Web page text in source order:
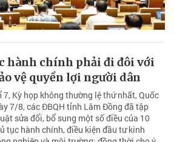
hành chính phải đi đôi với
vệ quyền lợi người dân
7, Kỳ họp không thường lệ thứ nhất, Quốc
7/8, các ĐBQH tỉnh Lâm Đồng đã tập
sửa đổi, bổ sung một số điều của 10
tục hành chính, điều kiện đầu tư kinh